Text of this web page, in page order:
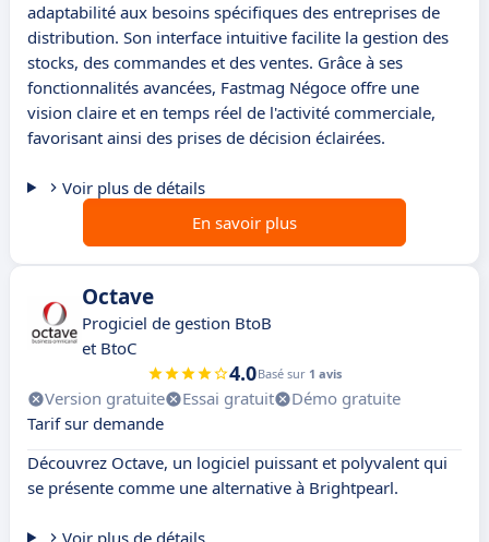
adaptabilité aux besoins spécifiques des entreprises de
distribution. Son interface intuitive facilite la gestion des
stocks, des commandes et des ventes. Grâce à ses
fonctionnalités avancées, Fastmag Négoce offre une
vision claire et en temps réel de l'activité commerciale,
favorisant ainsi des prises de décision éclairées.
Voir plus de détails
En savoir plus
Octave
Progiciel de gestion BtoB
et BtoC
4.0Basé sur 1 avis
Version gratuite Essai gratuit
Démo gratuite
Tarif sur demande
Découvrez Octave, un logiciel puissant et polyvalent qui
se présente comme une alternative à Brightpearl.